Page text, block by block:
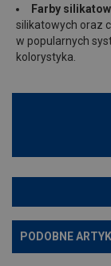
Farby
silikatowych oraz
w popularnych
kolorystyka.
PODOBNE